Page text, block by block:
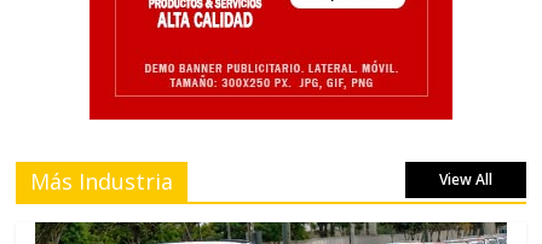
Más Industria View All